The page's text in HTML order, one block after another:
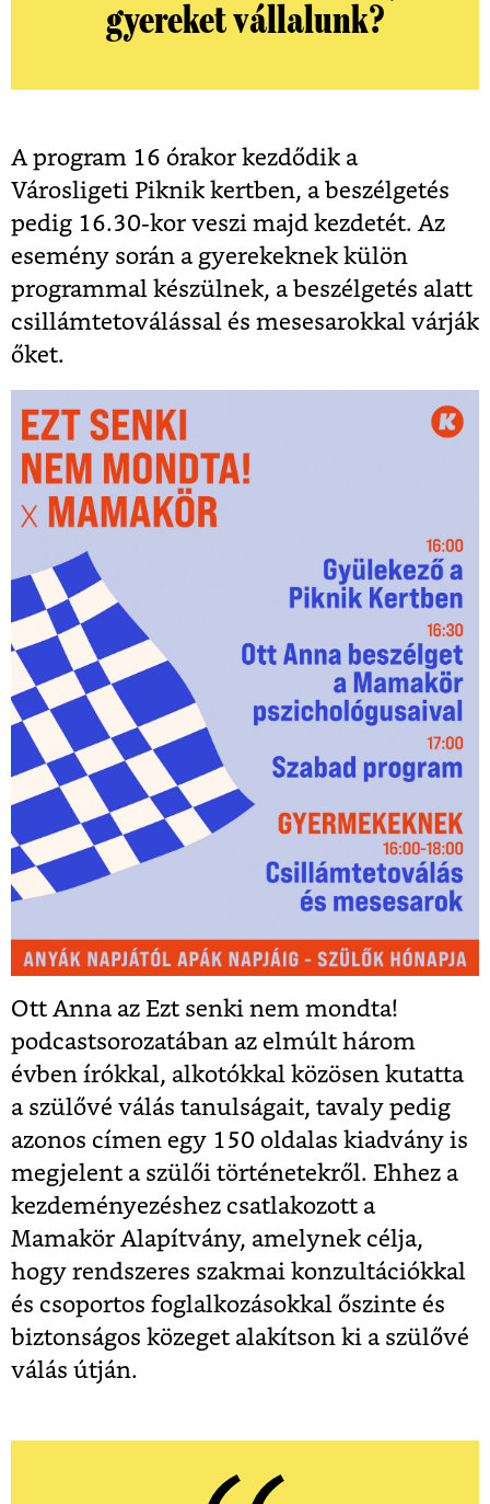
gyereket vállalunk?
A program 16 órakor kezdődik a
Városligeti Piknik kertben, a beszélgetés
pedig 16.30-kor veszi majd kezdetét. Az
esemény során a gyerekeknek külön
programmal készülnek, a beszélgetés alatt
csillámtetoválással és mesesarokkal várják
őket.
Ott Anna az Ezt senki nem mondta!
podcastsorozatában az elmúlt három
évben írókkal, alkotókkal közösen kutatta
a szülővé válás tanulságait, tavaly pedig
azonos címen egy 150 oldalas kiadvány is
megjelent a szülői történetekről. Ehhez a
kezdeményezéshez csatlakozott a
Mamakör Alapítvány, amelynek célja,
hogy rendszeres szakmai konzultációkkal
és csoportos foglalkozásokkal őszinte és
biztonságos közeget alakítson ki a szülővé
válás útján.